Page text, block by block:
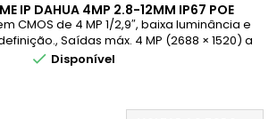
IP DAHUA 4MP 2.8-12MM IP67 POE
CMOS de 4 MP 1/2,9″, baixa luminância e
Saídas máx. 4 MP (2688 × 1520) a
2560 × 1440 (2560 × 1440) a 25/30 fps.,
 Disponível